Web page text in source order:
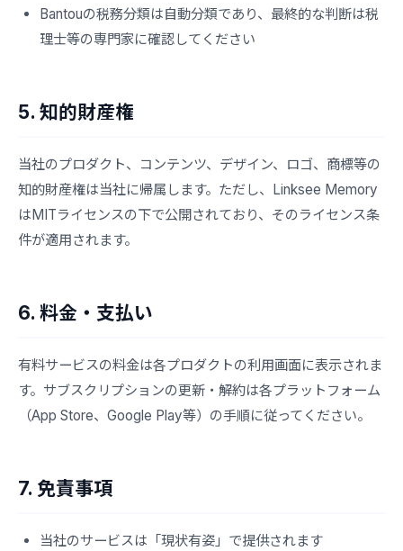
Bantouの税務分類は自動分類であり、最終的な判断は税
理士等の専門家に確認してください
5. 知的財産権
当社のプロダクト、コンテンツ、デザイン、ロゴ、商標等の
知的財産権は当社に帰属します。ただし、Linksee Memory
はMITライセンスの下で公開されており、そのライセンス条
件が適用されます。
6. 料金・支払い
有料サービスの料金は各プロダクトの利用画面に表示されま
す。サブスクリプションの更新・解約は各プラットフォーム
（App Store、Google Play等）の手順に従ってください。
7. 免責事項
当社のサービスは「現状有姿」で提供されます